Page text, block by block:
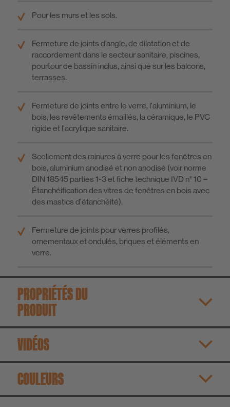
Pour les murs et les sols.
Fermeture de joints d’angle, de dilatation et de
raccordement dans le secteur sanitaire, piscines,
pourtour de bassin inclus, ainsi que sur les balcons,
terrasses.
Fermeture de joints entre le verre, l'aluminium, le
bois, les revêtements émaillés, la céramique, le PVC
rigide et l'acrylique sanitaire.
Scellement des rainures à verre pour les fenêtres en
bois, aluminium anodisé et non anodisé (voir norme
DIN 18545 parties 1-3 et fiche technique IVD n° 10 –
Étanchéification des vitres de fenêtres en bois avec
des mastics d'étanchéité).
Fermeture de joints pour verres profilés,
ornementaux et ondulés, briques et éléments en
verre.
PROPRIÉTÉS DU
PRODUIT
VIDÉOS
COULEURS